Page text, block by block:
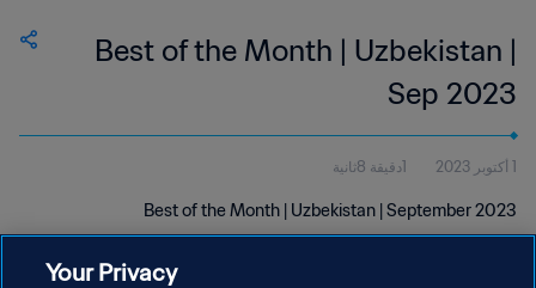
Best of the Month | Uzbekistan |
Sep 2023
1 أكتوبر 2023 1دقيقة 8ثانية
Best of the Month | Uzbekistan | September 2023
Your Privacy